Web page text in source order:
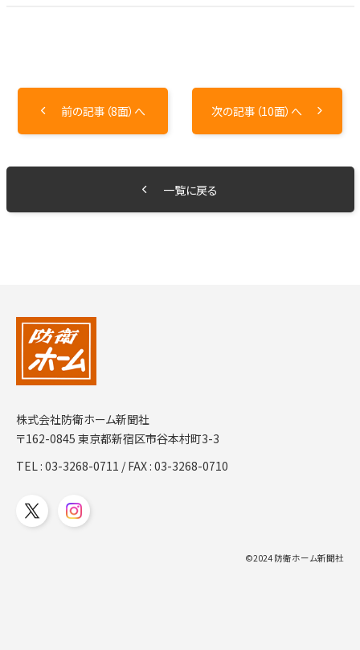
前の記事（8面）へ 次の記事（10面）へ
一覧に戻る
株式会社防衛ホーム新聞社
〒162-0845 東京都新宿区市谷本村町3-3
TEL :03-3268-0711 / FAX : 03-3268-0710
©2024 防衛ホーム新聞社